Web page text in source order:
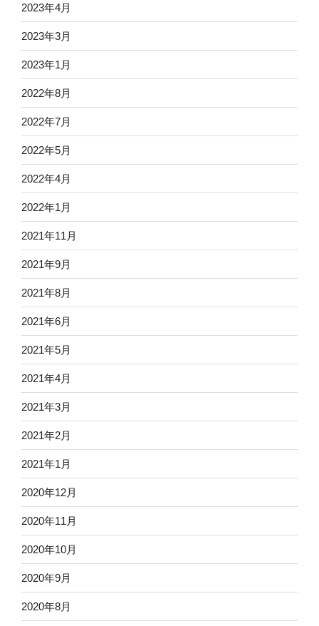
2023年4月
2023年3月
2023年1月
2022年8月
2022年7月
2022年5月
2022年4月
2022年1月
2021年11月
2021年9月
2021年8月
2021年6月
2021年5月
2021年4月
2021年3月
2021年2月
2021年1月
2020年12月
2020年11月
2020年10月
2020年9月
2020年8月